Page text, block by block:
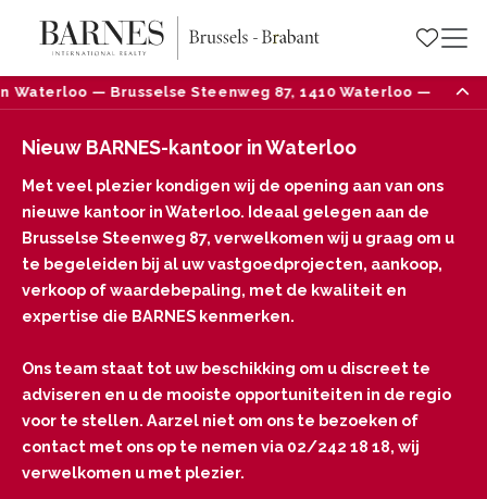
— Brusselse Steenweg 87, 1410 Waterloo — Tel: 02/
Nieuw BARNES-kantoor in Waterloo
Met veel plezier kondigen wij de opening aan van ons
nieuwe kantoor in Waterloo. Ideaal gelegen aan de
Brusselse Steenweg 87, verwelkomen wij u graag om u
te begeleiden bij al uw vastgoedprojecten, aankoop,
verkoop of waardebepaling, met de kwaliteit en
expertise die BARNES kenmerken.
Ons team staat tot uw beschikking om u discreet te
adviseren en u de mooiste opportuniteiten in de regio
voor te stellen. Aarzel niet om ons te bezoeken of
contact met ons op te nemen via 02/242 18 18, wij
verwelkomen u met plezier.